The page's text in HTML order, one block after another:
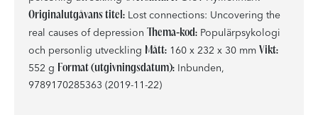
Originalutgåvans titel: Lost connections: Uncovering the
real causes of depression Thema-kod: Populärpsykologi
och personlig utveckling Mått: 160 x 232 x 30 mm Vikt:
552 g Format (utgivningsdatum): Inbunden,
9789170285363 (2019-11-22)